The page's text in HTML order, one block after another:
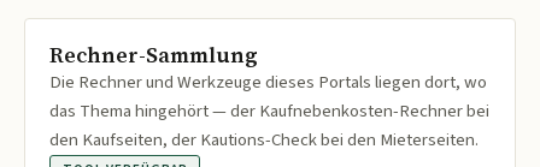
Rechner-Sammlung
Die Rechner und Werkzeuge dieses Portals liegen dort, wo
das Thema hingehört — der Kaufnebenkosten-Rechner bei
den Kaufseiten, der Kautions-Check bei den Mieterseiten.